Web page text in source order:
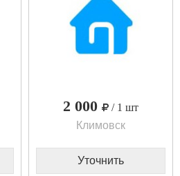
2 000
/ 1 шт
Климовск
Уточнить